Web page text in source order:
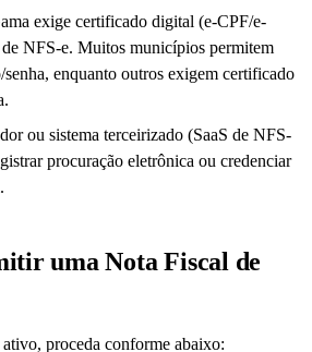
exige certificado digital (e-CPF/e-
NFS-e. Muitos municípios permitem
senha, enquanto outros exigem certificado
ou sistema terceirizado (SaaS de NFS-
procuração eletrônica ou credenciar
uma Nota Fiscal de
proceda conforme abaixo: